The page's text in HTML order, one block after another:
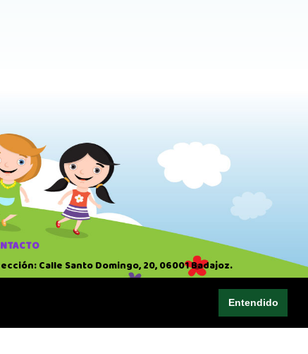
Entendido
Calle Santo Domingo, 20, 06001 Badajoz.
AM-14:00 PM